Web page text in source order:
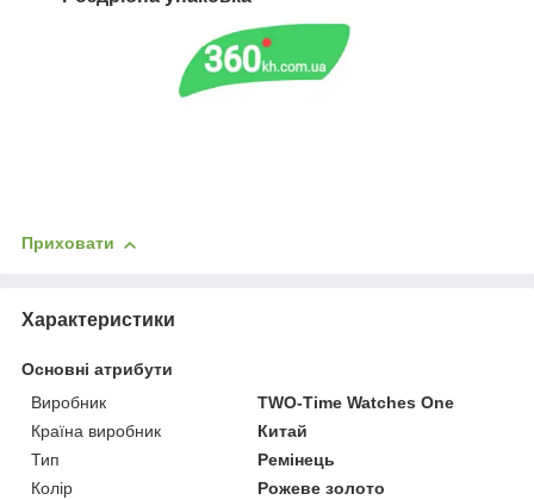
Приховати
Характеристики
Основні атрибути
Виробник
TWO-Time Watches One
Країна виробник
Китай
Тип
Ремінець
Колір
Рожеве золото